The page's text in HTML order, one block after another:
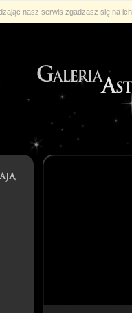
nasz serwis zgadzasz się na